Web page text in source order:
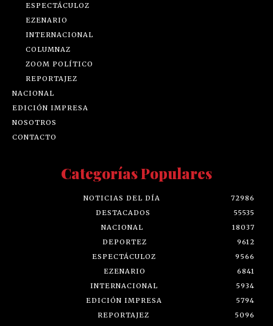
ESPECTÁCULOZ
EZENARIO
INTERNACIONAL
COLUMNAZ
ZOOM POLÍTICO
REPORTAJEZ
NACIONAL
EDICIÓN IMPRESA
NOSOTROS
CONTACTO
Categorías Populares
NOTICIAS DEL DÍA
72986
DESTACADOS
55535
NACIONAL
18037
DEPORTEZ
9612
ESPECTÁCULOZ
9566
EZENARIO
6841
INTERNACIONAL
5934
EDICIÓN IMPRESA
5794
REPORTAJEZ
5096